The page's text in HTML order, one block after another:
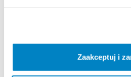
Zaakceptuj i
E-bike
Odchylany
51 cm – idealny
drzwiami skrzydełkowymi!